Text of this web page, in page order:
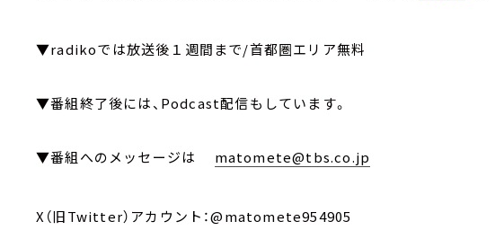
▼radikoでは放送後１週間まで/首都圏エリア無料
▼番組終了後には、Podcast配信もしています。
▼番組へのメッセージは matomete@tbs.co.jp
X（旧Twitter）アカウント：@matomete954905